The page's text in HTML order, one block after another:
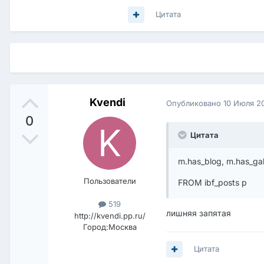
Цитата
0
Kvendi
Пользователи
519
http://kvendi.pp.ru/
Город:Москва
Опубликовано 10 Июля
Цитата
m.has_blog,
FROM ibf_posts p
лишняя запятая
Цитата